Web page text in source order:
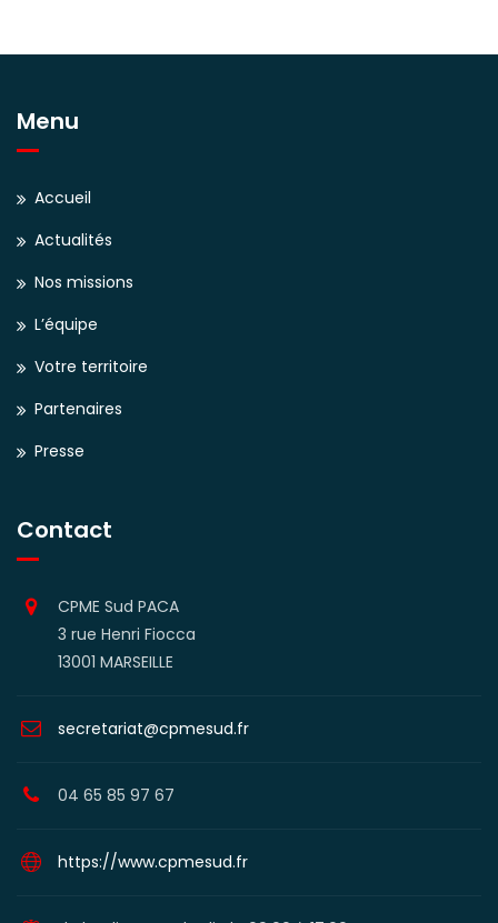
Menu
Accueil
Actualités
Nos missions
L’équipe
Votre territoire
Partenaires
Presse
Contact
CPME Sud PACA
3 rue Henri Fiocca
13001 MARSEILLE
secretariat@cpmesud.fr
04 65 85 97 67
https://www.cpmesud.fr